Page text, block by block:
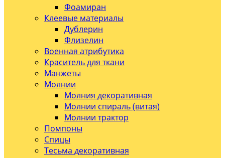
Фоамиран
Клеевые материалы
Дублерин
Флизелин
Военная атрибутика
Краситель для ткани
Манжеты
Молнии
Молния декоративная
Молнии спираль (витая)
Молнии трактор
Помпоны
Спицы
Тесьма декоративная